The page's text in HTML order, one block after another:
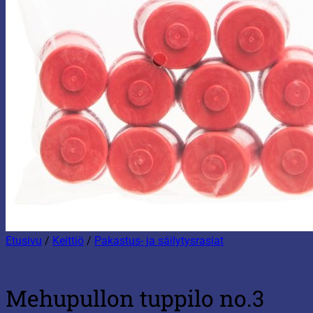
Etusivu / Keittiö / Pakastus- ja säilytysrasiat
Mehupullon tuppilo no.3